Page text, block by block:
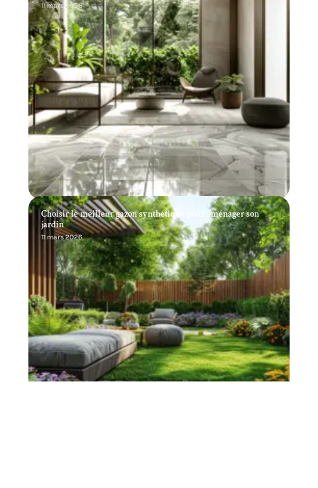
11 mars 2026
Choisir le meilleur gazon synthétique pour aménager son
jardin
11 mars 2026